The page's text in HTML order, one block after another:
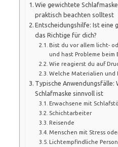
Wie gewichtete
praktisch beachten solltest
Entscheidungshilfe: Ist eine
das Richtige für dich?
Bist du vor allem licht-
und hast Probleme beim
Wie reagierst du auf
Welche Materialien und
Typische Anwendungsfälle:
Schlafmaske sinnvoll ist
Erwachsene mit
Schichtarbeiter
Reisende
Menschen mit Stress
Lichtempfindliche